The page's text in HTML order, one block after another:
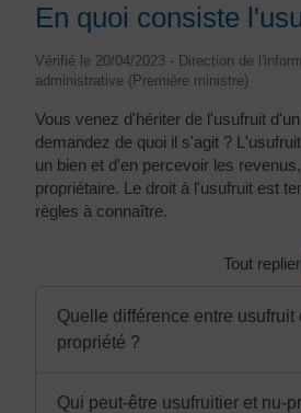
En quoi consiste
Vérifié le 20/04/2023 - Direction de
administrative (Première ministre)
Vous venez d'hériter de l'usufruit
demandez de quoi il s'agit ?
un bien et d'en percevoir les
propriétaire. Le droit à l'usufruit est
règles à connaître.
Tout replier
Quelle différence entre usufruit
propriété ?
Qui peut-être usufruitier et nu-